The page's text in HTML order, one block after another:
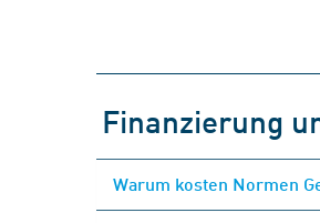
Finanzierung
Warum kosten Normen